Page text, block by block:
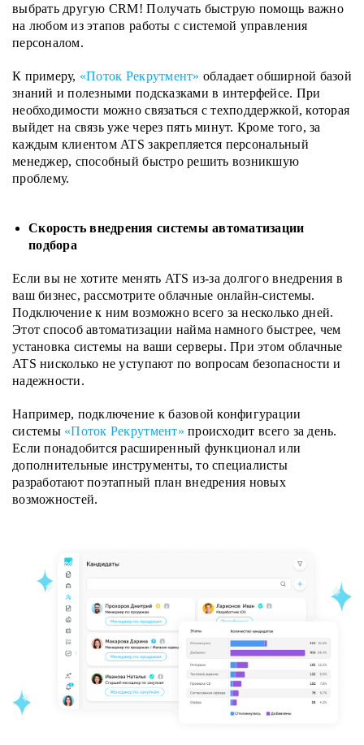
выбрать другую CRM! Получать быструю помощь важно
на любом из этапов работы с системой управления
персоналом.
К примеру, «Поток Рекрутмент» обладает обширной базой
знаний и полезными подсказками в интерфейсе. При
необходимости можно связаться с техподдержкой, которая
выйдет на связь уже через пять минут. Кроме того, за
каждым клиентом ATS закрепляется персональный
менеджер, способный быстро решить возникшую
проблему.
Скорость внедрения системы автоматизации
подбора
Если вы не хотите менять ATS из-за долгого внедрения в
ваш бизнес, рассмотрите облачные онлайн-системы.
Подключение к ним возможно всего за несколько дней.
Этот способ автоматизации найма намного быстрее, чем
установка системы на ваши серверы. При этом облачные
ATS нисколько не уступают по вопросам безопасности и
надежности.
Например, подключение к базовой конфигурации
системы «Поток Рекрутмент» происходит всего за день.
Если понадобится расширенный функционал или
дополнительные инструменты, то специалисты
разработают поэтапный план внедрения новых
возможностей.